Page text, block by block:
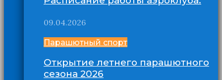
09.04.2026
Парашютный спорт
Открытие летнего парашютного
сезона 2026